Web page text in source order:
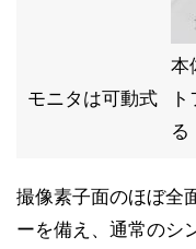
モニタは可動式
本
る
撮像素子面のほぼ全
ーを備え、通常のシ